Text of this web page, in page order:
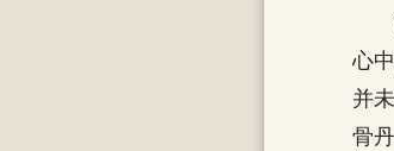
心
并
骨